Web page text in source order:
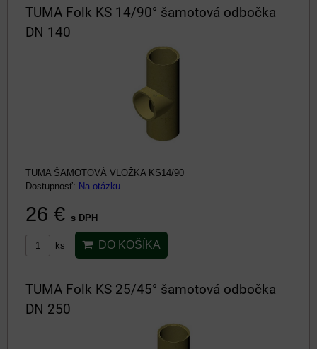
TUMA Folk KS 14/90° šamotová odbočka
DN 140
TUMA ŠAMOTOVÁ VLOŽKA KS14/90
Dostupnosť: Na otázku
26 € s DPH
ks DO KOŠÍKA
TUMA Folk KS 25/45° šamotová odbočka
DN 250